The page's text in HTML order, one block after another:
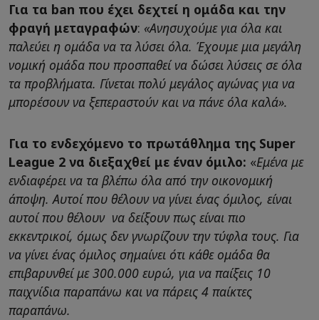
Για τα ban που έχει δεχτεί η ομάδα και την
φραγή μεταγραφών: «Ανησυχούμε για όλα και
παλεύει η ομάδα να τα λύσει όλα. Έχουμε μια μεγάλη
νομική ομάδα που προσπαθεί να δώσει λύσεις σε όλα
τα προβλήματα. Γίνεται πολύ μεγάλος αγώνας για να
μπορέσουν να ξεπεραστούν και να πάνε όλα καλά».
Για το ενδεχόμενο το πρωτάθλημα της Super
League 2 να διεξαχθεί με έναν όμιλο: «Εμένα με
ενδιαφέρει να τα βλέπω όλα από την οικονομική
άποψη. Αυτοί που θέλουν να γίνει ένας όμιλος, είναι
αυτοί που θέλουν να δείξουν πως είναι πιο
εκκεντρικοί, όμως δεν γνωρίζουν την τύφλα τους. Για
να γίνει ένας όμιλος σημαίνει ότι κάθε ομάδα θα
επιβαρυνθεί με 300.000 ευρώ, για να παίξεις 10
παιχνίδια παραπάνω και να πάρεις 4 παίκτες
παραπάνω.